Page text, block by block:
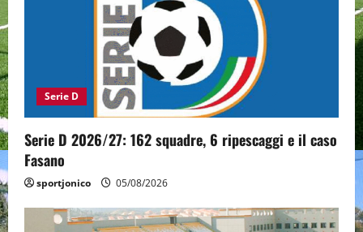
o
n
Serie D
Serie D 2026/27: 162 squadre, 6 ripescaggi e il caso
Fasano
sportjonico 05/08/2026